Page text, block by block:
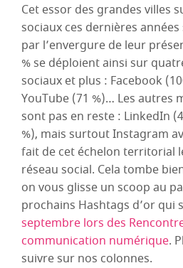
Cet essor des grandes villes
sociaux ces dernières
par l’envergure de leur
% se déploient ainsi sur
sociaux et plus : Facebook
YouTube (71 %)… Les autres
sont pas en reste : LinkedIn
%), mais surtout Instagram
fait de cet échelon territorial
réseau social. Cela tombe
on vous glisse un scoop au
prochains Hashtags d’or qui
septembre lors des
communication numérique.
suivre sur nos colonnes.